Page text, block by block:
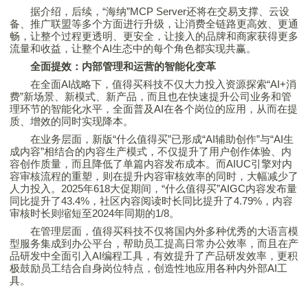
据介绍，后续，“海纳”MCP Server还将在交易支撑、云设
备、推广联盟等多个方面进行升级，让消费全链路更高效、更通
畅，让整个过程更透明、更安全，让接入的品牌和商家获得更多
流量和收益，让整个AI生态中的每个角色都实现共赢。
全面提效：内部管理和运营的智能化变革
在全面AI战略下， 值得买科技不仅大力投入资源探索“AI+消
费”新场景、新模式、新产品，而且也在快速提升公司业务和管
理环节的智能化水平，全面普及AI在各个岗位的应用，从而在提
质、增效的同时实现降本。
在业务层面，新版“什么值得买”已形成“AI辅助创作”与“AI生
成内容”相结合的内容生产模式，不仅提升了用户创作体验、内
容创作质量，而且降低了单篇内容发布成本。而AIUC引擎对内
容审核流程的重塑，则在提升内容审核效率的同时，大幅减少了
人力投入。2025年618大促期间，“什么值得买”AIGC内容发布量
同比提升了43.4%，社区内容阅读时长同比提升了4.79%，内容
审核时长则缩短至2024年同期的1/8。
在管理层面， 值得买科技不仅将国内外多种优秀的大语言模
型服务集成到办公平台，帮助员工提高日常办公效率，而且在产
品研发中全面引入AI编程工具，有效提升了产品研发效率，更积
极鼓励员工结合自身岗位特点，创造性地应用各种内外部AI工
具。